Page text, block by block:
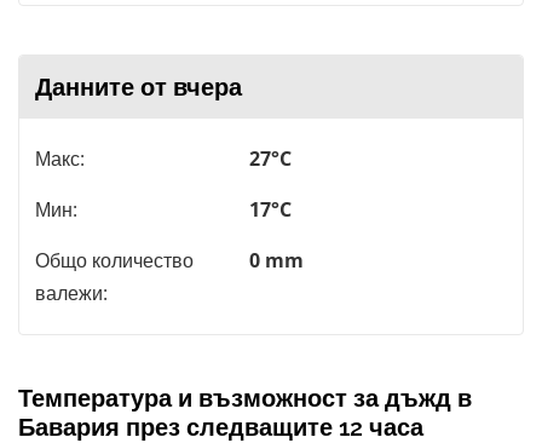
Данните от вчера
Макс:
27°C
Мин:
17°C
Общо количество
валежи:
0 mm
Температура и възможност за дъжд в
Бавария през следващите 12 часа